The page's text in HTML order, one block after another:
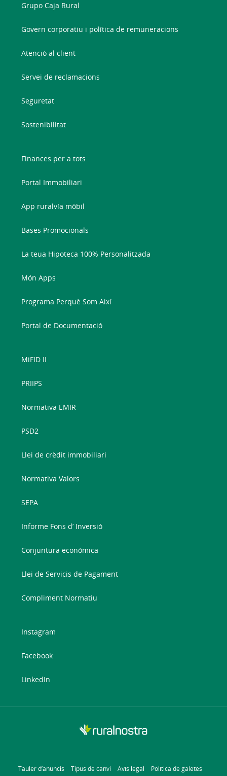
Grupo Caja Rural
Govern corporatiu i política de remuneracions
Atenció al client
Servei de reclamacions
Seguretat
Sostenibilitat
Finances per a tots
Portal Immobiliari
App ruralvía mòbil
Bases Promocionals
La teua Hipoteca 100% Personalitzada
Món Apps
Programa Perquè Som Així
Portal de Documentació
MiFID II
PRIIPS
Normativa EMIR
PSD2
Llei de crèdit immobiliari
Normativa Valors
SEPA
Informe Fons d’ Inversió
Conjuntura econòmica
Llei de Servicis de Pagament
Compliment Normatiu
Instagram
Facebook
LinkedIn
Tauler d’anuncis Tipus de canvi Avís legal Política de galetes